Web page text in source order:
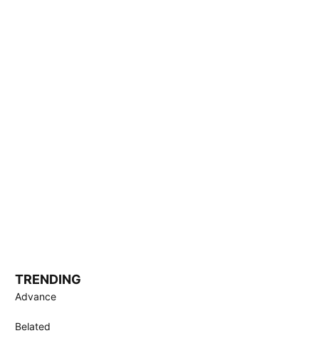
TRENDING
Advance
Belated